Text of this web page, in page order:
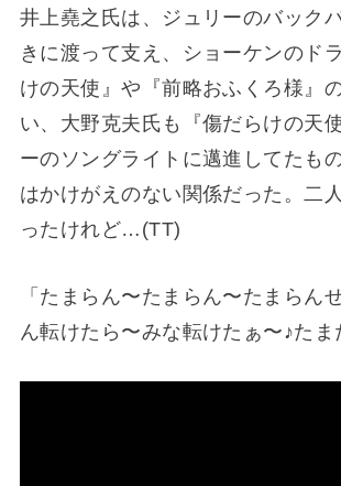
井上堯之氏は、ジュリーのバック
きに渡って支え、ショーケンのド
けの天使』や『前略おふくろ様』
い、大野克夫氏も『傷だらけの天
ーのソングライトに邁進してたも
はかけがえのない関係だった。二
ったけれど…(TT)
「たまらん〜たまらん〜たまらん
ん転けたら〜みな転けたぁ〜♪たま